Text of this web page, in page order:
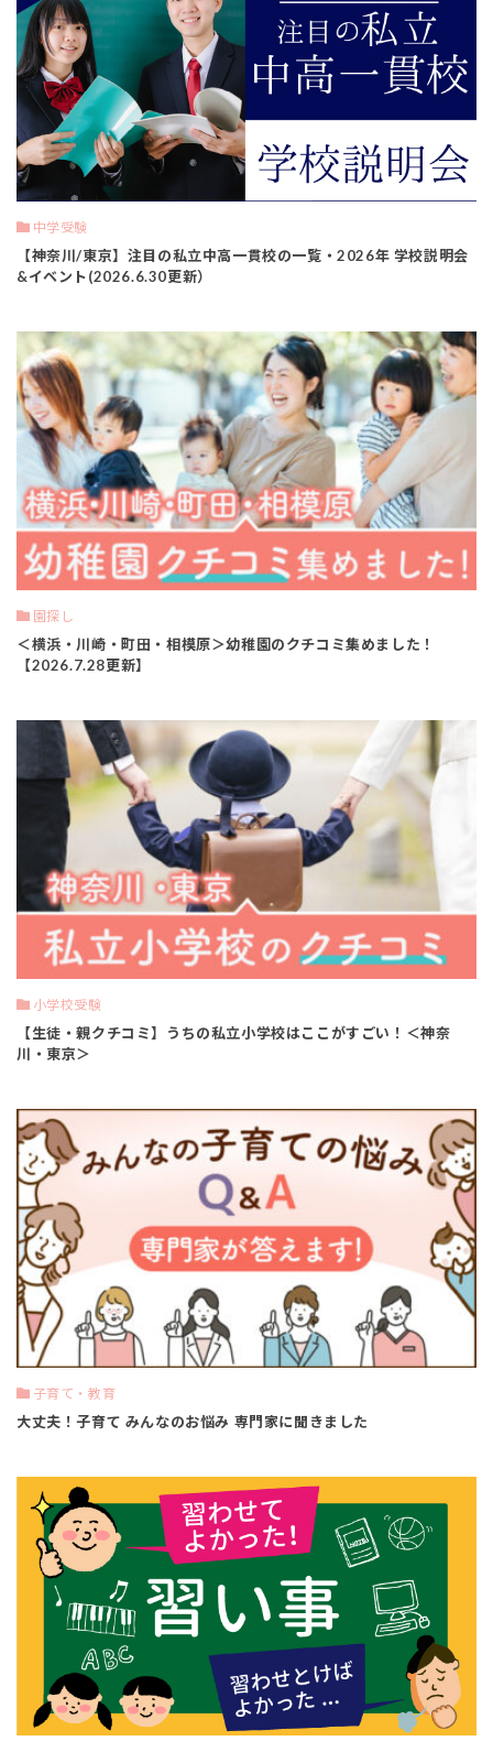
中学受験
【神奈川/東京】注目の私立中高一貫校の一覧・2026年 学校説明会
&イベント(2026.6.30更新）
園探し
＜横浜・川崎・町田・相模原＞幼稚園のクチコミ集めました！
【2026.7.28更新】
小学校受験
【生徒・親クチコミ】うちの私立小学校はここがすごい！＜神奈
川・東京＞
子育て・教育
大丈夫！子育て みんなのお悩み 専門家に聞きました